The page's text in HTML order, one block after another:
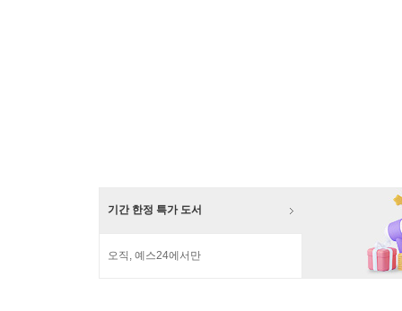
기간 한정 특가 도서
오직, 예스24에서만